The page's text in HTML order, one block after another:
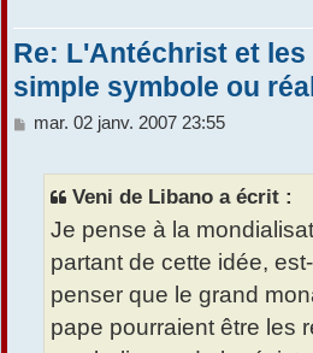
Re: L'Antéchrist et les
simple symbole ou
M
mar. 02 janv. 2007 23:55
Veni de Libano a écrit :
Je pense à la
partant de cette idée,
penser que le grand
pape pourraient être les